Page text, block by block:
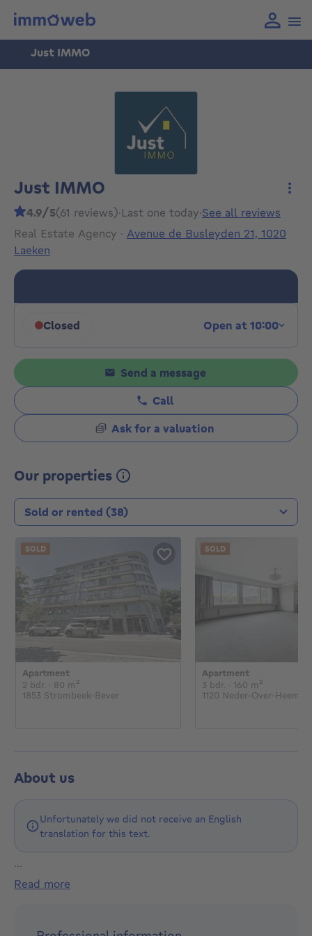
Just IMMO
Just IMMO
4.9/5(61 reviews)·Last one today·See all reviews
Real Estate Agency · Avenue de Busleyden 21, 1020
Laeken
Closed Open at 10:00
Click to display opening hours
Send a message
Call
Ask for a valuation
Our properties
Transaction type
Apartment
€
2 bdr. 2 bedrooms
· 80 m²
1853 Strombeek-Bever
SOLD
Apartment
€
3 bdr. 3 bedrooms
· 160 m²
1120 Neder-Over-
SOLD
About us
Unfortunately we did not receive an English
translation for this text.
Pourquoi devriez-vous nous confier la vente ou la
location de votre bien immobilier ?
...
read more